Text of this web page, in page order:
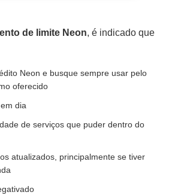
de limite Neon, é indicado que
Neon e busque sempre usar pelo
oferecido
dia
de serviços que puder dentro do
atualizados, principalmente se tiver